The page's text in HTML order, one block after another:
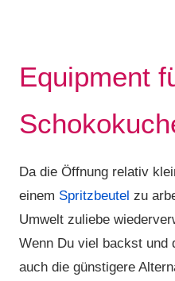
Equipment
Da die Öffnung relativ
einem Spritzbeutel zu
Umwelt zuliebe
Wenn Du viel backst und
auch die günstigere